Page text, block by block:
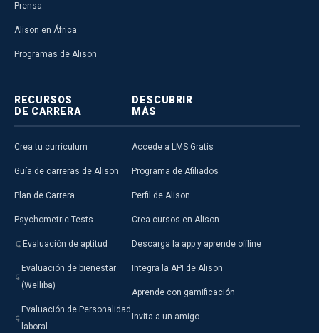
Prensa
Alison en África
Programas de Alison
RECURSOS
DE CARRERA
Crea tu currículum
Guía de carreras de Alison
Plan de Carrera
Psychometric Tests
Evaluación de aptitud
Evaluación de bienestar
(Welliba)
Evaluación de Personalidad
laboral
DESCUBRIR
MÁS
Accede a LMS Gratis
Programa de Afiliados
Perfil de Alison
Crea cursos en Alison
Descarga la app y aprende offline
Integra la API de Alison
Aprende con gamificación
Invita a un amigo